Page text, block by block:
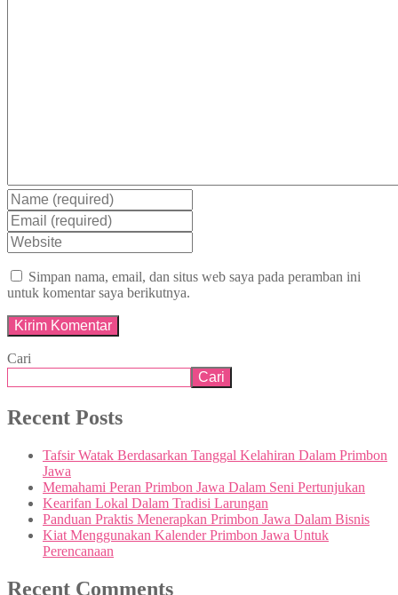
Simpan nama, email, dan situs web saya pada peramban ini
untuk komentar saya berikutnya.
Cari
Cari
Recent Posts
Tafsir Watak Berdasarkan Tanggal Kelahiran Dalam Primbon
Jawa
Memahami Peran Primbon Jawa Dalam Seni Pertunjukan
Kearifan Lokal Dalam Tradisi Larungan
Panduan Praktis Menerapkan Primbon Jawa Dalam Bisnis
Kiat Menggunakan Kalender Primbon Jawa Untuk
Perencanaan
Recent Comments